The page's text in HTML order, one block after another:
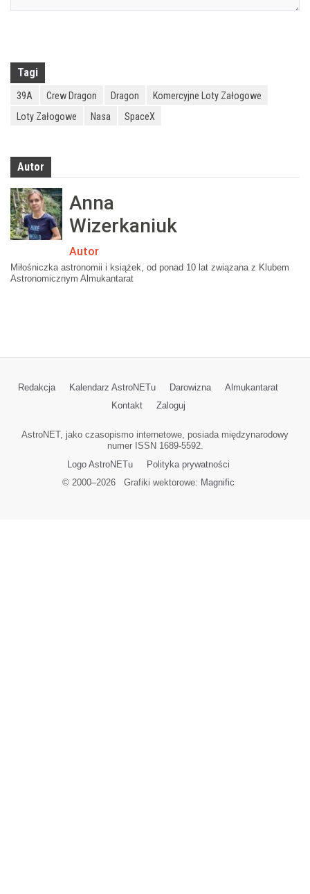
Tagi
39A Crew Dragon Dragon
Komercyjne Loty Załogowe
Loty Załogowe
Nasa SpaceX
Autor
Anna
Wizerkaniuk
Autor
Miłośniczka astronomii i książek, od ponad 10 lat związana z Klubem
Astronomicznym Almukantarat
Redakcja Kalendarz AstroNETu Darowizna
Almukantarat
Kontakt
Zaloguj
AstroNET, jako czasopismo internetowe, posiada międzynarodowy
numer ISSN 1689-5592.
Logo AstroNETu
Polityka prywatności
© 2000–2026Grafiki wektorowe: Magnific